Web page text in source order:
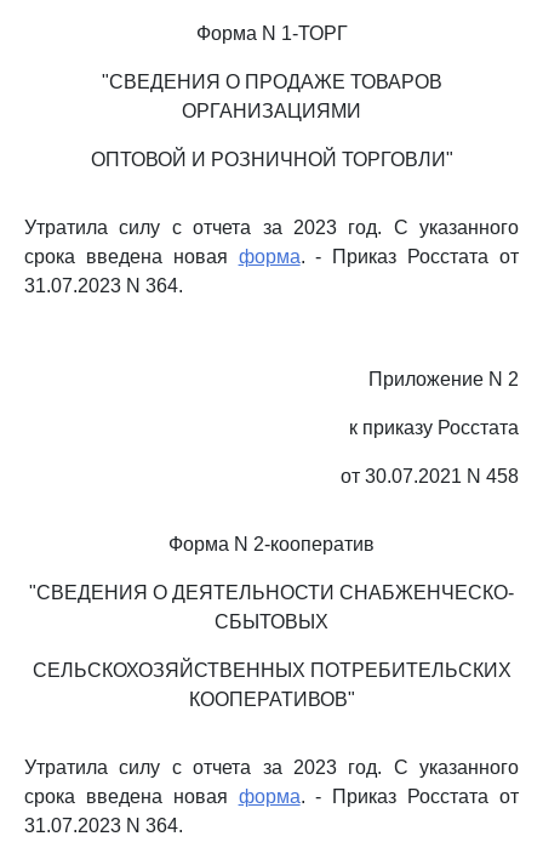
Форма N 1-ТОРГ
"СВЕДЕНИЯ О ПРОДАЖЕ ТОВАРОВ
ОРГАНИЗАЦИЯМИ
ОПТОВОЙ И РОЗНИЧНОЙ ТОРГОВЛИ"
Утратила силу с отчета за 2023 год. С указанного
срока введена новая форма. - Приказ Росстата от
31.07.2023 N 364.
Приложение N 2
к приказу Росстата
от 30.07.2021 N 458
Форма N 2-кооператив
"СВЕДЕНИЯ О ДЕЯТЕЛЬНОСТИ СНАБЖЕНЧЕСКО-
СБЫТОВЫХ
СЕЛЬСКОХОЗЯЙСТВЕННЫХ ПОТРЕБИТЕЛЬСКИХ
КООПЕРАТИВОВ"
Утратила силу с отчета за 2023 год. С указанного
срока введена новая форма. - Приказ Росстата от
31.07.2023 N 364.